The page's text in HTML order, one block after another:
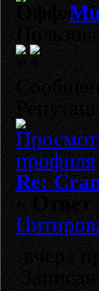
Re:
«Ответ
вчера
Записан